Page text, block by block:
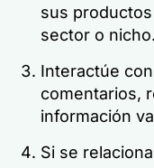
sus
sector o nicho.
Interactúe
comentarios,
información
Si se